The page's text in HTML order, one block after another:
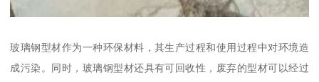
玻璃钢型材作为一种环保材料，其生产过程和使用过程中对环境造
成污染。同时，玻璃钢型材还具有可回收性，废弃的型材可以经过